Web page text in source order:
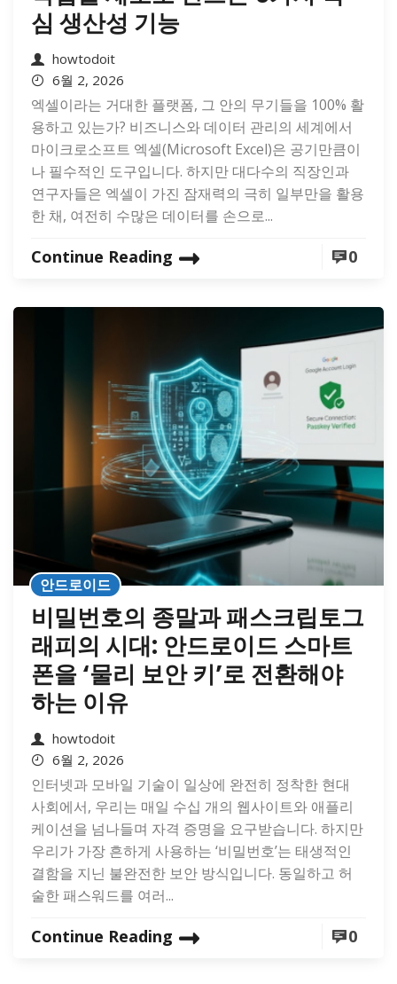
심 생산성 기능
howtodoit
6월 2, 2026
엑셀이라는 거대한 플랫폼, 그 안의 무기들을 100% 활
용하고 있는가? 비즈니스와 데이터 관리의 세계에서
마이크로소프트 엑셀(Microsoft Excel)은 공기만큼이
나 필수적인 도구입니다. 하지만 대다수의 직장인과
연구자들은 엑셀이 가진 잠재력의 극히 일부만을 활용
한 채, 여전히 수많은 데이터를 손으로...
Continue Reading 0
안드로이드
비밀번호의 종말과 패스크립토그
래피의 시대: 안드로이드 스마트
폰을 ‘물리 보안 키’로 전환해야
하는 이유
howtodoit
6월 2, 2026
인터넷과 모바일 기술이 일상에 완전히 정착한 현대
사회에서, 우리는 매일 수십 개의 웹사이트와 애플리
케이션을 넘나들며 자격 증명을 요구받습니다. 하지만
우리가 가장 흔하게 사용하는 ‘비밀번호’는 태생적인
결함을 지닌 불완전한 보안 방식입니다. 동일하고 허
술한 패스워드를 여러...
Continue Reading 0